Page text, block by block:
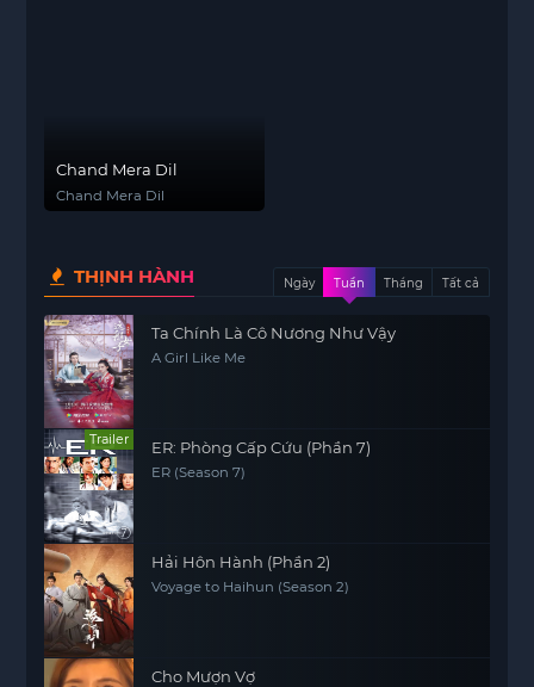
Chand Mera Dil
Chand Mera Dil
THỊNH HÀNH Ngày Tuần Tháng Tất cả
Ta Chính Là Cô Nương Như Vậy
A Girl Like Me
Trailer ER: Phòng Cấp Cứu (Phần 7)
ER (Season 7)
Hải Hôn Hành (Phần 2)
Voyage to Haihun (Season 2)
Cho Mượn Vợ